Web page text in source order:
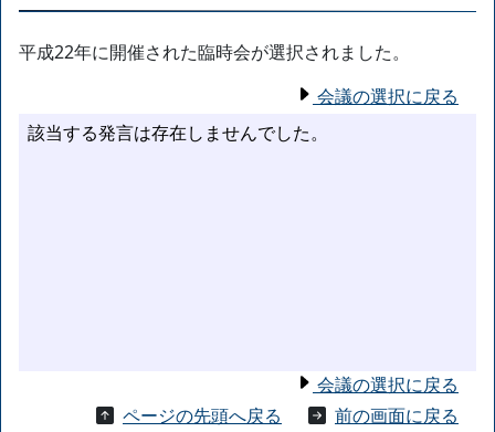
平成22年に開催された臨時会が選択されました。
会議の選択に戻る
会議の選択に戻る
ページの先頭へ戻る
前の画面に戻る